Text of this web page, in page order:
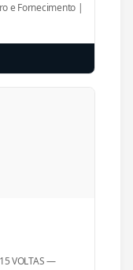
e Fornecimento |
VOLTAS —